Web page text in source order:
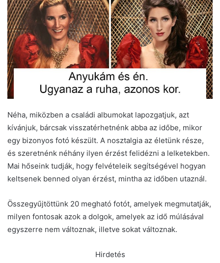
Néha, miközben a családi albumokat lapozgatjuk, azt
kívánjuk, bárcsak visszatérhetnénk abba az időbe, mikor
egy bizonyos fotó készült. A nosztalgia az életünk része,
és szeretnénk néhány ilyen érzést felidézni a lelketekben.
Mai hőseink tudják, hogy felvételeik segítségével hogyan
keltsenek benned olyan érzést, mintha az időben utaznál.
Összegyűjtöttünk 20 megható fotót, amelyek megmutatják,
milyen fontosak azok a dolgok, amelyek az idő múlásával
egyszerre nem változnak, illetve sokat változnak.
Hirdetés